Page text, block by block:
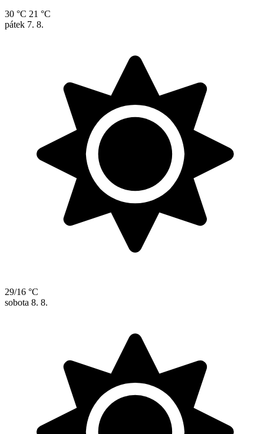
30 °C 21 °C
pátek 7. 8.
29/16 °C
sobota 8. 8.